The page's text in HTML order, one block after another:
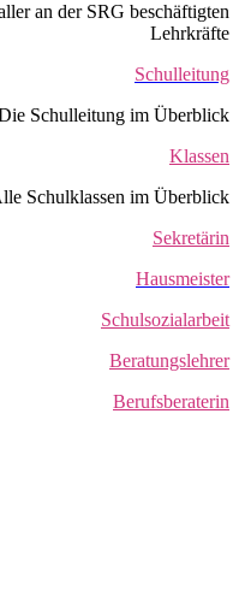
an der SRG beschäftigten
Lehrkräfte
Schulleitung
Schulleitung im Überblick
Klassen
Schulklassen im Überblick
Sekretärin
Hausmeister
Schulsozialarbeit
Beratungslehrer
Berufsberaterin